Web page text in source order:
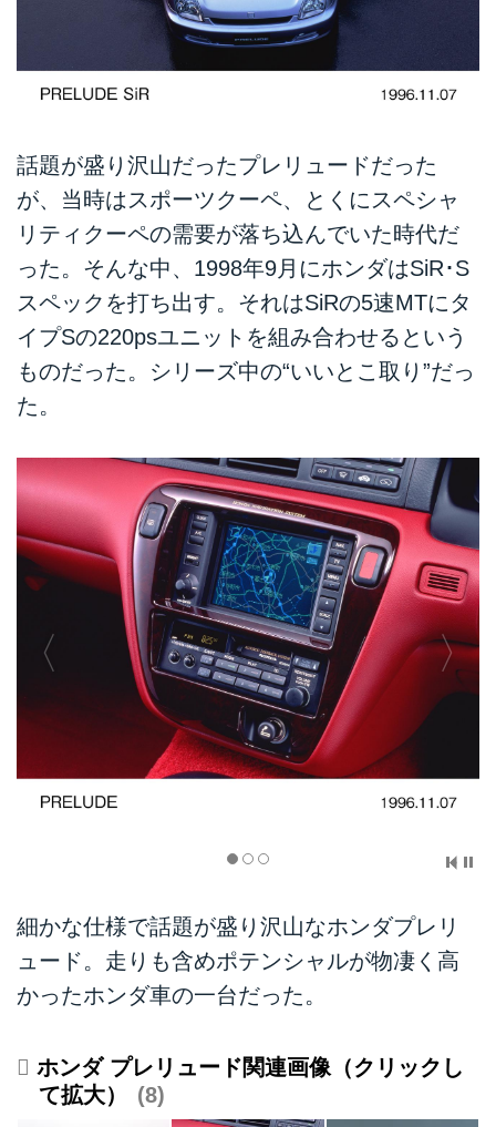
話題が盛り沢山だったプレリュードだった
が、当時はスポーツクーペ、とくにスペシャ
リティクーペの需要が落ち込んでいた時代だ
った。そんな中、1998年9月にホンダはSiR･S
スペックを打ち出す。それはSiRの5速MTにタ
イプSの220psユニットを組み合わせるという
ものだった。シリーズ中の“いいとこ取り”だっ
た。
細かな仕様で話題が盛り沢山なホンダプレリ
ュード。走りも含めポテンシャルが物凄く高
かったホンダ車の一台だった。
ホンダ プレリュード関連画像（クリックし
て拡大）
8